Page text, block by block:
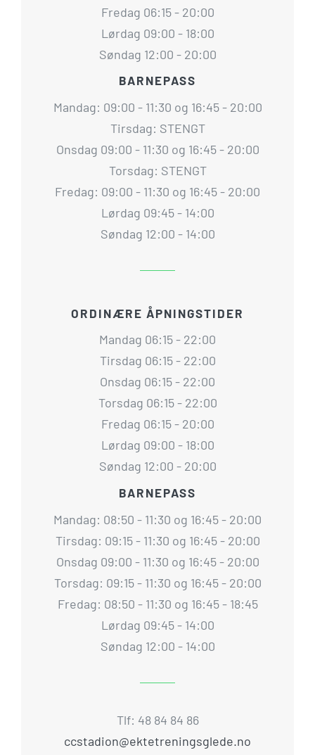
Fredag 06:15 - 20:00
Lørdag 09:00 - 18:00
Søndag 12:00 - 20:00
BARNEPASS
Mandag: 09:00 - 11:30 og 16:45 - 20:00
Tirsdag: STENGT
Onsdag 09:00 - 11:30 og 16:45 - 20:00
Torsdag: STENGT
Fredag: 09:00 - 11:30 og 16:45 - 20:00
Lørdag 09:45 - 14:00
Søndag 12:00 - 14:00
ORDINÆRE ÅPNINGSTIDER
Mandag 06:15 - 22:00
Tirsdag 06:15 - 22:00
Onsdag 06:15 - 22:00
Torsdag 06:15 - 22:00
Fredag 06:15 - 20:00
Lørdag 09:00 - 18:00
Søndag 12:00 - 20:00
BARNEPASS
Mandag: 08:50 - 11:30 og 16:45 - 20:00
Tirsdag: 09:15 - 11:30 og 16:45 - 20:00
Onsdag 09:00 - 11:30 og 16:45 - 20:00
Torsdag: 09:15 - 11:30 og 16:45 - 20:00
Fredag: 08:50 - 11:30 og 16:45 - 18:45
Lørdag 09:45 - 14:00
Søndag 12:00 - 14:00
Tlf: 48 84 84 86
ccstadion@ektetreningsglede.no